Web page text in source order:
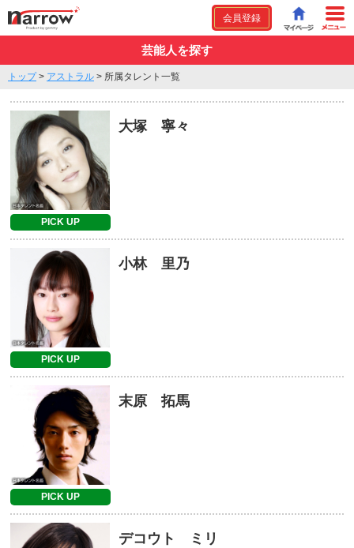
会員登録
芸能人を探す
トップ> アストラル > 所属タレント一覧
PICK UP
大塚 寧々
PICK UP
小林 里乃
PICK UP
末原 拓馬
デコウト ミリ